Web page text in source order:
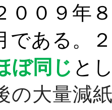
０９年
である。
ぼ同じ と
の大量減